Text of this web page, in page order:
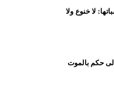
لا خنوع ولا
حكم بالموت